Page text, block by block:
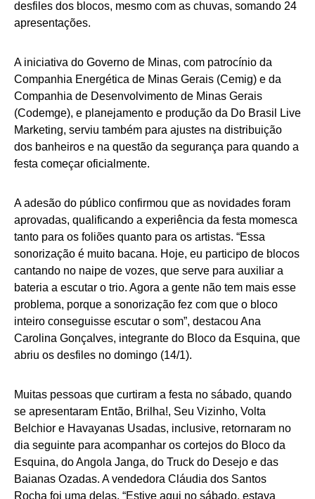
desfiles dos blocos, mesmo com as chuvas, somando 24
apresentações.
A iniciativa do Governo de Minas, com patrocínio da
Companhia Energética de Minas Gerais (Cemig) e da
Companhia de Desenvolvimento de Minas Gerais
(Codemge), e planejamento e produção da Do Brasil Live
Marketing, serviu também para ajustes na distribuição
dos banheiros e na questão da segurança para quando a
festa começar oficialmente.
A adesão do público confirmou que as novidades foram
aprovadas, qualificando a experiência da festa momesca
tanto para os foliões quanto para os artistas. “Essa
sonorização é muito bacana. Hoje, eu participo de blocos
cantando no naipe de vozes, que serve para auxiliar a
bateria a escutar o trio. Agora a gente não tem mais esse
problema, porque a sonorização fez com que o bloco
inteiro conseguisse escutar o som”, destacou Ana
Carolina Gonçalves, integrante do Bloco da Esquina, que
abriu os desfiles no domingo (14/1).
Muitas pessoas que curtiram a festa no sábado, quando
se apresentaram Então, Brilha!, Seu Vizinho, Volta
Belchior e Havayanas Usadas, inclusive, retornaram no
dia seguinte para acompanhar os cortejos do Bloco da
Esquina, do Angola Janga, do Truck do Desejo e das
Baianas Ozadas. A vendedora Cláudia dos Santos
Rocha foi uma delas. “Estive aqui no sábado, estava